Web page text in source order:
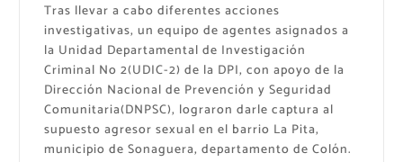
Tras llevar a cabo diferentes acciones
investigativas, un equipo de agentes asignados a
la Unidad Departamental de Investigación
Criminal No 2(UDIC-2) de la DPI, con apoyo de la
Dirección Nacional de Prevención y Seguridad
Comunitaria(DNPSC), lograron darle captura al
supuesto agresor sexual en el barrio La Pita,
municipio de Sonaguera, departamento de Colón.